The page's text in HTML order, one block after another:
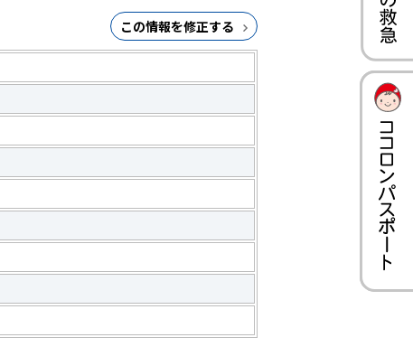
この情報を修正する